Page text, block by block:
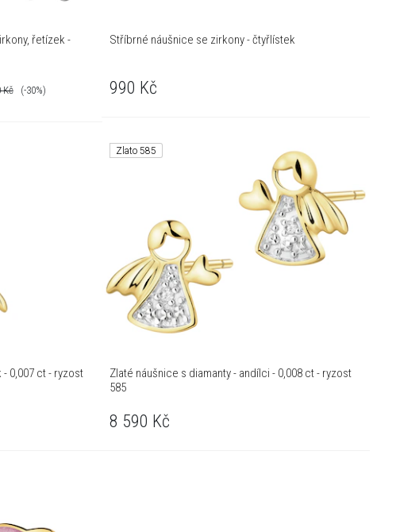
-
Kč
(-30%)
Stříbrné náušnice se zirkony - čtyřlístek
990 Kč
0,007 ct - ryzost
Zlato 585
Zlaté náušnice s diamanty - andílci - 0,008 ct - ryzost
585
8 590 Kč